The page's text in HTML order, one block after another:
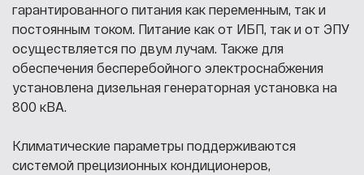
гарантированного питания как переменным, так и
постоянным током. Питание как от ИБП, так и от ЭПУ
осуществляется по двум лучам. Также для
обеспечения бесперебойного электроснабжения
установлена дизельная генераторная установка на
800 кВА.
Климатические параметры поддерживаются
системой прецизионных кондиционеров,